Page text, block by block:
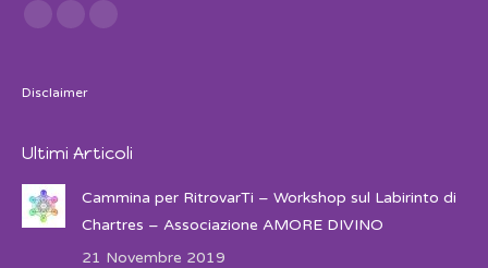
Find us on:
Facebook
TwitterInstagram
Disclaimer
Ultimi Articoli
Cammina per RitrovarTi – Workshop sul Labirinto di
Chartres – Associazione AMORE DIVINO
21 Novembre 2019